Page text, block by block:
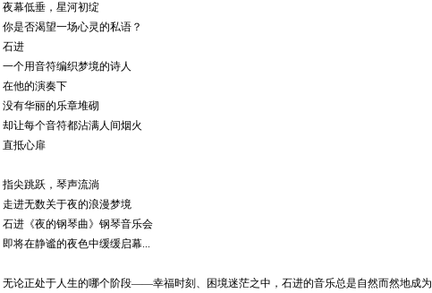
冬吟+第七封情书
未竟的告白
轻风恋舞
陪着我的她
我们的婚礼
回忆的温度
夜的钢琴曲五
念念相忘
伤与美
夜的晚安曲
夜幕低垂，星河初绽
你是否渴望一场心灵的私语？
石进
一个用音符编织梦境的诗人
在他的演奏下
没有华丽的乐章堆砌
却让每个音符都沾满人间烟火
直抵心扉
指尖跳跃，琴声流淌
走进无数关于夜的浪漫梦境
石进《夜的钢琴曲》钢琴音乐会
即将在静谧的夜色中缓缓启幕...
无论正处于人生的哪个阶段——幸福时刻、困境迷茫之中，石进的音乐总是自然而然地成为